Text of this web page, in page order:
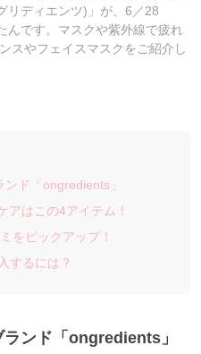
リディエンツ)」が、6／28
んです。マスクや紫外線で疲れ
スやフェイスマスクをご紹介し
ド「ongredients」
アはこの4アイテム！
をピックアップ！
するには？
ンド「ongredients」